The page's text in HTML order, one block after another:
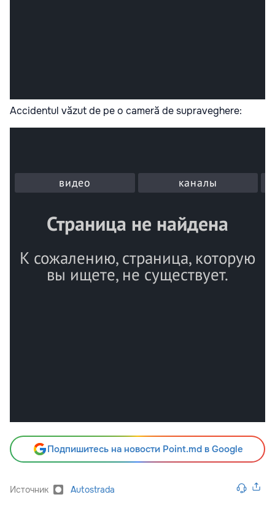
Accidentul văzut de pe o cameră de supraveghere:
Подпишитесь на новости Point.md в Google
Источник Autostrada